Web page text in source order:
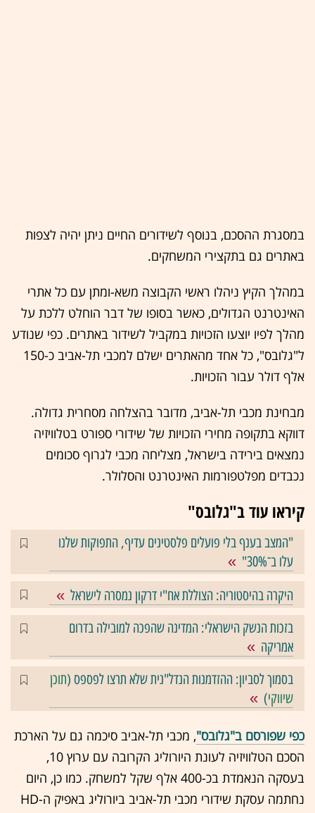
במסגרת ההסכם, בנוסף לשידורים החיים ניתן יהיה לצפות
באתרים גם בתקצירי המשחקים.
במהלך הקיץ ניהלו ראשי הקבוצה משא-ומתן עם כל אתרי
האינטרנט הגדולים, כאשר בסופו של דבר הוחלט ללכת על
מהלך לפיו יוצעו הזכויות במקביל לשידור באתרים. כפי שנודע
ל"גלובס", כל אחד מהאתרים ישלם למכבי תל-אביב כ-150
אלף דולר עבור הזכויות.
מבחינת מכבי תל-אביב, מדובר בהצלחה מסחרית גדולה.
דווקא בתקופה מחירי הזכויות של שידורי ספורט בטלוויזיה
נמצאים בירידה בישראל, מצליחה מכבי לגרוף סכומים
נכבדים מפלטפורמות האינטרנט והסלולר.
קיראו עוד ב"גלובס"
"המצב בענף בלי פועלים פלסטינים עדיף, התפוקות שלנו
עלו ב־30%"
היקרה בהיסטוריה: הצוללת אח"י דרקון נמסרה לישראל
בזכות הנשק הישראלי: המדינה שהפכה למובילה בדרום
אמריקה
בסמוך לסביון: ההזדמנות הנדל"נית שלא תרצו לפספס (תוכן
שיווקי)
כפי שפורסם ב"גלובס", מכבי תל-אביב סיכמה גם על הארכת
הסכם הטלוויזיה לעונת היורוליג הקרובה עם ערוץ 10,
בעסקה הנאמדת בכ-400 אלף שקל למשחק. כמו כן, היום
נחתמה עסקת שידורי מכבי תל-אביב ביורוליג באפיק ה-HD